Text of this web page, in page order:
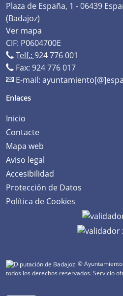
Plaza de España, 1 - 06439
(Badajoz)
Ver mapa
CIF: P0604700E
Telf.: 924 776 001
Fax: 924 776 017
E-mail:
Enlaces
Inicio
Contacte
Mapa web
Aviso legal
Accesibilidad
Protección de Datos
Política de Cookies
© Ayuntamiento
todos los derechos reservados.Servicio